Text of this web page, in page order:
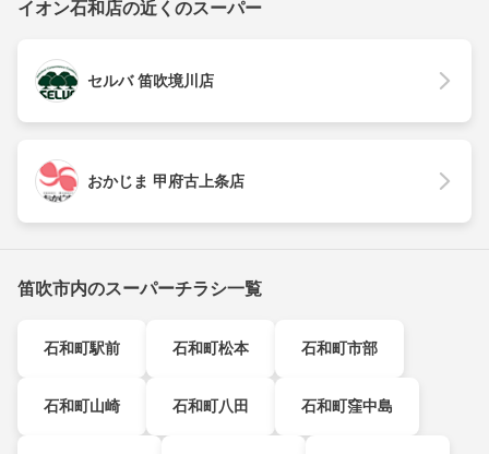
イオン石和店の近くのスーパー
セルバ 笛吹境川店
おかじま 甲府古上条店
笛吹市内のスーパーチラシ一覧
石和町駅前 石和町松本 石和町市部
石和町山崎 石和町八田 石和町窪中島